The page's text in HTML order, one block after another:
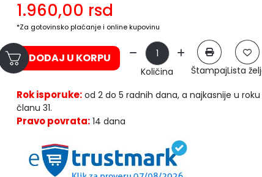
1.960,00 rsd
*Za gotovinsko plaćanje i online kupovinu
DODAJ U KORPU
Količina ŠtampajLista
Rok isporuke: od 2 do 5 radnih dana, a najkasnije u
članu 31.
Pravo povrata: 14 dana